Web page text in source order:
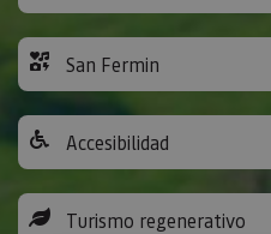
San Fermin
Accesibilidad
Turismo regenerativo